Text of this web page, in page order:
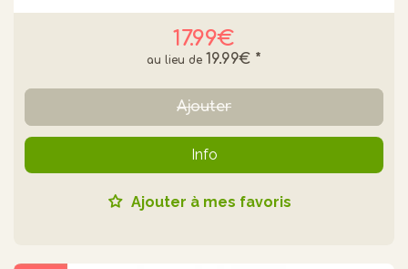
17.99€
19.99€ *
Ajouter
Info
Ajouter à mes favoris